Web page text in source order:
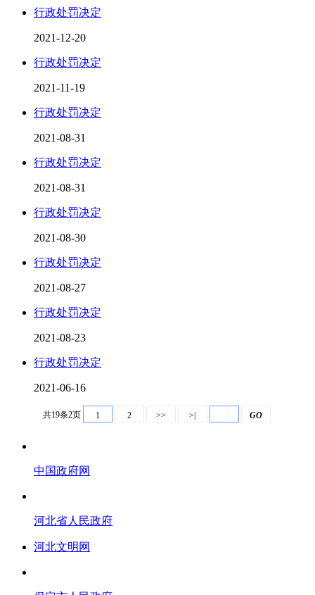
行政处罚决定
2021-12-20
行政处罚决定
2021-11-19
行政处罚决定
2021-08-31
行政处罚决定
2021-08-31
行政处罚决定
2021-08-30
行政处罚决定
2021-08-27
行政处罚决定
2021-08-23
行政处罚决定
2021-06-16
共19条2页 1 2 >> >| GO
中国政府网
河北省人民政府
河北文明网